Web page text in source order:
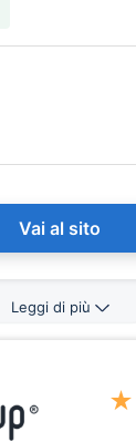
Vai al sito
Leggi di più
★